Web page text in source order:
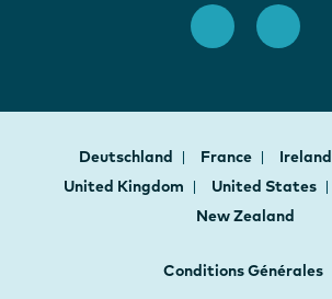
Deutschland France Ireland
United Kingdom
United States
New Zealand
Conditions Générales